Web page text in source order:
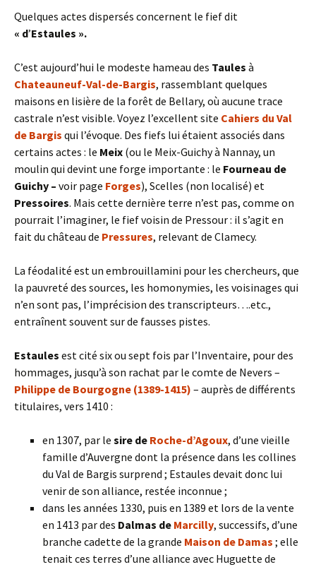
Quelques actes dispersés concernent le fief dit
« d’Estaules ».
C’est aujourd’hui le modeste hameau des Taules à
Chateauneuf-Val-de-Bargis, rassemblant quelques
maisons en lisière de la forêt de Bellary, où aucune trace
castrale n’est visible. Voyez l’excellent site Cahiers du Val
de Bargis qui l’évoque. Des fiefs lui étaient associés dans
certains actes : le Meix (ou le Meix-Guichy à Nannay, un
moulin qui devint une forge importante : le Fourneau de
Guichy – voir page Forges), Scelles (non localisé) et
Pressoires. Mais cette dernière terre n’est pas, comme on
pourrait l’imaginer, le fief voisin de Pressour : il s’agit en
fait du château de Pressures, relevant de Clamecy.
La féodalité est un embrouillamini pour les chercheurs, que
la pauvreté des sources, les homonymies, les voisinages qui
n’en sont pas, l’imprécision des transcripteurs….etc.,
entraînent souvent sur de fausses pistes.
Estaules est cité six ou sept fois par l’Inventaire, pour des
hommages, jusqu’à son rachat par le comte de Nevers –
Philippe de Bourgogne (1389-1415) – auprès de différents
titulaires, vers 1410 :
en 1307, par le sire de Roche-d’Agoux, d’une vieille
famille d’Auvergne dont la présence dans les collines
du Val de Bargis surprend ; Estaules devait donc lui
venir de son alliance, restée inconnue ;
dans les années 1330, puis en 1389 et lors de la vente
en 1413 par des Dalmas de Marcilly, successifs, d’une
branche cadette de la grande Maison de Damas ; elle
tenait ces terres d’une alliance avec Huguette de